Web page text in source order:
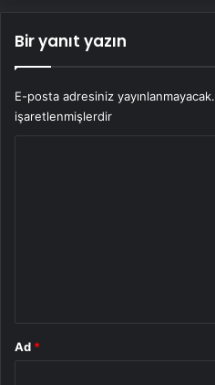
Bir yanıt yazın
E-posta adresiniz yayınlanmayacak.
işaretlenmişlerdir
Ad *